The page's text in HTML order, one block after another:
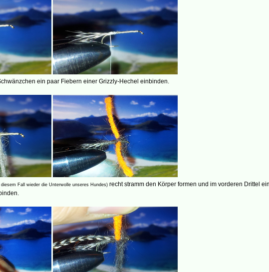
ein paar Fiebern einer Grizzly-Hechel einbinden.
Fall wieder die Unterwolle unseres Hundes) recht stramm den Körper formen und im vorderen Drittel